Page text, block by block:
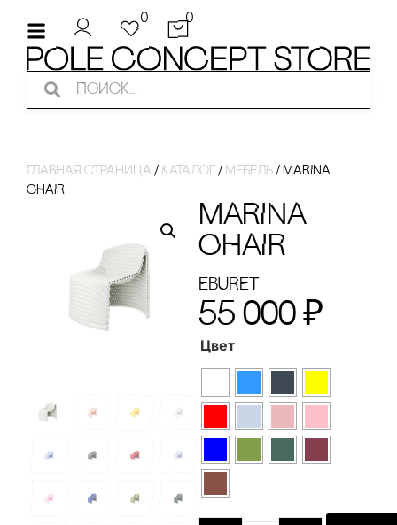
0 0
Главная страница / Каталог / Мебель / MARINA
CHAIR
MARINA
CHAIR
EBURET
55 000 ₽
Цвет